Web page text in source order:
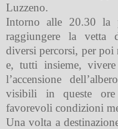
Luzzeno.
Intorno alle 20.30 la
raggiungere la vetta
diversi percorsi, per
e, tutti insieme,
l’accensione
visibili in queste
favorevoli condizioni
Una volta a